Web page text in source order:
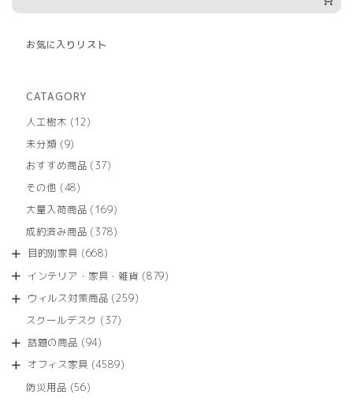
お気に入りリスト
CATAGORY
人工樹木
1212
商
未分類 99
の
商
おすすめ商品 3737
商
その他 4848
の
商
大量入荷商品 169169
の
成約済み商品 378378
商
目的別家具 668668
の
商
インテリア・家具・雑貨 879879
ウィルス対策商品 259259
スクールデスク 3737
商
話題の商品 9494
の
オフィス家具 45894589
防災用品 5656